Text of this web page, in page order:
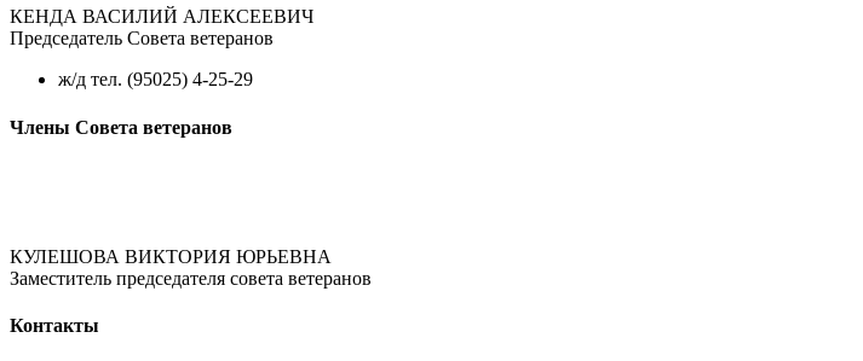
КЕНДА ВАСИЛИЙ АЛЕКСЕЕВИЧ
Председатель Совета ветеранов
ж/д тел. (95025) 4-25-29
Члены Совета ветеранов
КУЛЕШОВА ВИКТОРИЯ ЮРЬЕВНА
Заместитель председателя совета ветеранов
Контакты